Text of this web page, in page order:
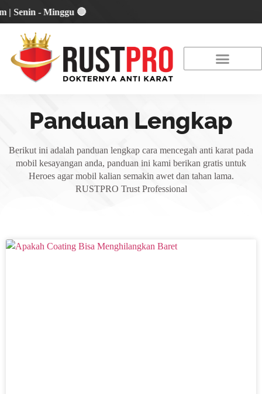
- Minggu 🔴
Panduan Lengkap
Berikut ini adalah panduan lengkap cara mencegah anti karat pada
mobil kesayangan anda, panduan ini kami berikan gratis untuk
Heroes agar mobil kalian semakin awet dan tahan lama.
RUSTPRO Trust Professional